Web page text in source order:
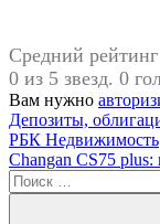
Средний рейтинг
0 из 5 звезд. 0
Вам нужно
Навигация
по
записям
Предыдущая
запись:
Депозиты,
РБК Недвижимость
Следующая
запись:
Changan CS75
Поиск
для: